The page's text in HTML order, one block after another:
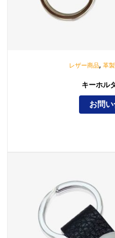
レザー商品, 革
キーホル
お問